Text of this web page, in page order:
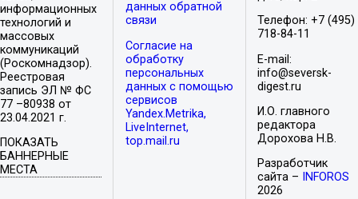
информационных
технологий и
массовых
коммуникаций
(Роскомнадзор).
Реестровая
запись ЭЛ № ФС
77 –80938 от
23.04.2021 г.
ПОКАЗАТЬ
БАННЕРНЫЕ
МЕСТА
данных обратной
связи
Согласие на
обработку
персональных
данных с помощью
сервисов
Yandex.Metrika,
LiveInternet,
top.mail.ru
Телефон: +7 (495)
718-84-11
E-mail:
info@seversk-
digest.ru
И.О. главного
редактора
Дорохова Н.В.
Разработчик
сайта –
INFOROS
2026